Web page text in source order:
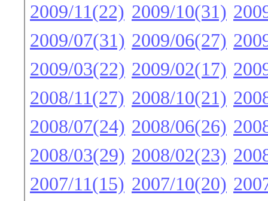
2009/11(22) 2009/10(31)
2009/07(31) 2009/06(27)
2009/03(22) 2009/02(17)
2008/11(27) 2008/10(21)
2008/07(24) 2008/06(26)
2008/03(29) 2008/02(23)
2007/11(15) 2007/10(20)